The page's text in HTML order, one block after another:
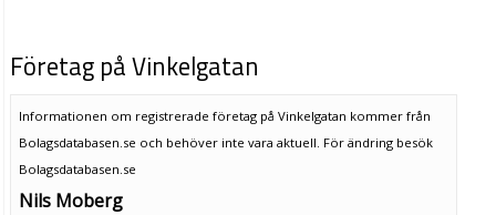
Företag på Vinkelgatan
Informationen om registrerade företag på Vinkelgatan kommer från
Bolagsdatabasen.se och behöver inte vara aktuell. För ändring besök
Bolagsdatabasen.se
Nils Moberg